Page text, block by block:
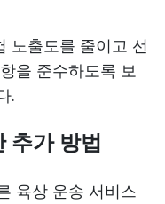
노출도를 줄이고 선
을 준수하도록 보
.
추가 방법
육상 운송 서비스